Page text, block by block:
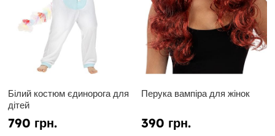
Білий костюм єдинорога для
дітей
790 грн.
Перука вампіра для жінок
390 грн.